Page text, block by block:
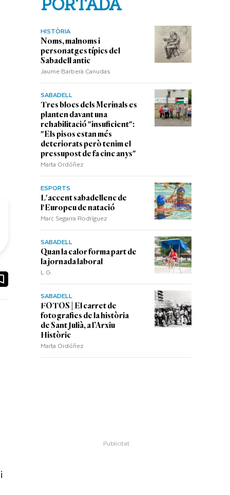
PORTADA
HISTÒRIA
Noms, malnoms i
personatges típics del
Sabadell antic
Jaume Barberà Canudas
SABADELL
Tres blocs dels Merinals es
planten davant una
rehabilitació "insuficient":
"Els pisos estan més
deteriorats però tenim el
pressupost de fa cinc anys"
Marta Ordóñez
ESPORTS
L'accent sabadellenc de
l'Europeu de natació
Marc Segarra Rodríguez
SABADELL
Quan la calor forma part de
la jornada laboral
L.G.
SABADELL
FOTOS | El carret de
fotografies de la història
de Sant Julià, a l’Arxiu
Històric
Marta Ordóñez